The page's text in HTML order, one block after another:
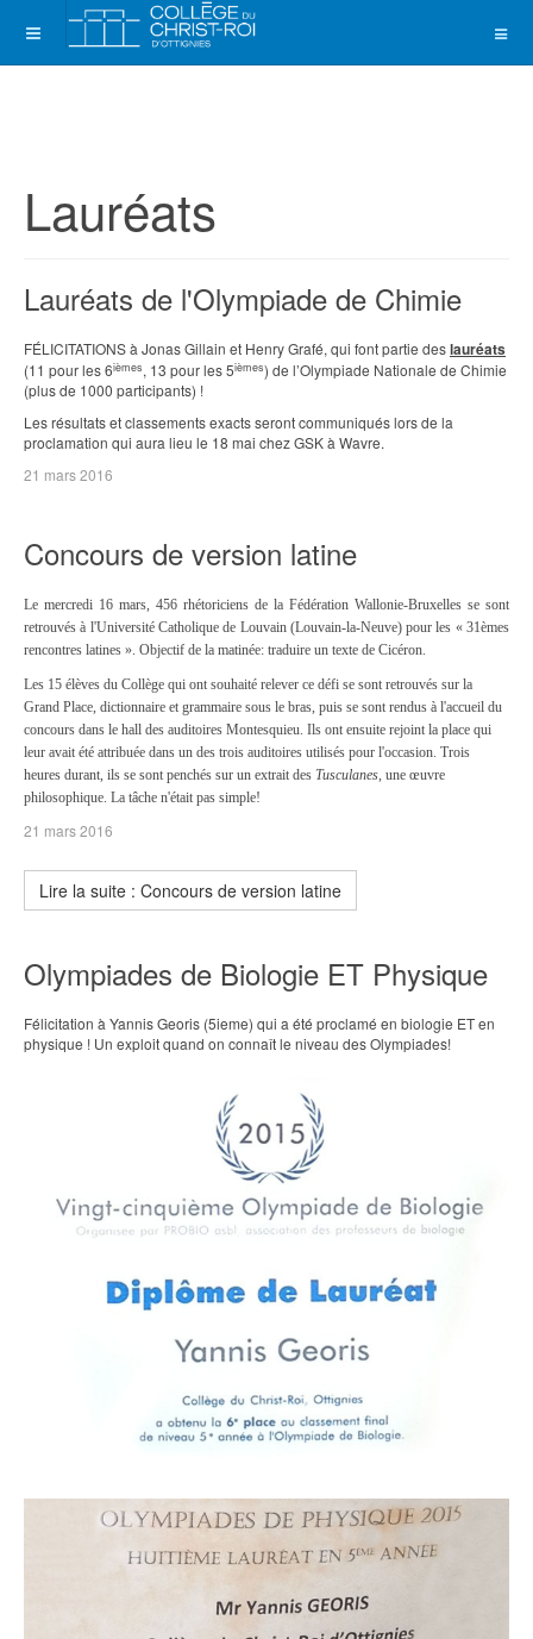
Lauréats
Lauréats de l'Olympiade de Chimie
FÉLICITATIONS à Jonas Gillain et Henry Grafé, qui font partie deslauréats
(11 pour les 6ièmes, 13 pour les 5ièmes) de l’Olympiade Nationale de Chimie
(plus de 1000 participants) !
Les résultats et classements exacts seront communiqués lors de la
proclamation qui aura lieu le 18 mai chez GSK à Wavre.
21 mars 2016
Concours de version latine
Le mercredi 16 mars, 456 rhétoriciens de la Fédération Wallonie-Bruxelles se sont
retrouvés à l'Université Catholique de Louvain (Louvain-la-Neuve) pour les « 31èmes
rencontres latines ». Objectif de la matinée: traduire un texte de Cicéron.
Les 15 élèves du Collège qui ont souhaité relever ce défi se sont retrouvés sur la
Grand Place, dictionnaire et grammaire sous le bras, puis se sont rendus à l'accueil du
concours dans le hall des auditoires Montesquieu. Ils ont ensuite rejoint la place qui
leur avait été attribuée dans un des trois auditoires utilisés pour l'occasion. Trois
heures durant, ils se sont penchés sur un extrait des Tusculanes, une œuvre
philosophique. La tâche n'était pas simple!
21 mars 2016
Lire la suite : Concours de version latine
Olympiades de Biologie ET Physique
Félicitation à Yannis Georis (5ieme) qui a été proclamé en biologie ET en
physique ! Un exploit quand on connaît le niveau des Olympiades!